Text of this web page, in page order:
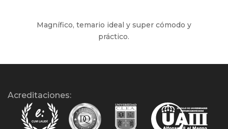
Magnífico, temario ideal y super cómodo y
práctico.
Acreditaciones: